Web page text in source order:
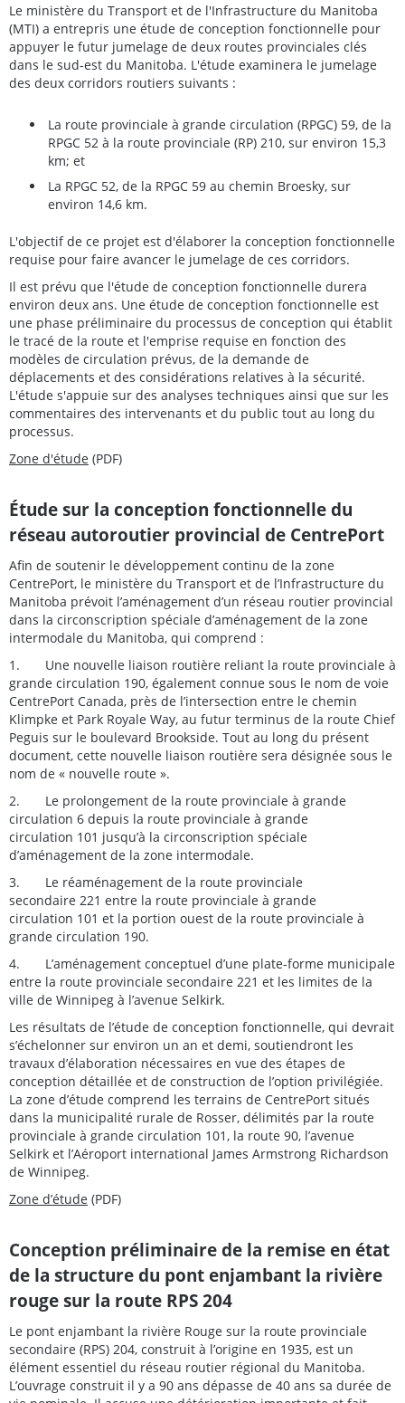
Le ministère du Transport et de l'Infrastructure du Manitoba
(MTI) a entrepris une étude de conception fonctionnelle pour
appuyer le futur jumelage de deux routes provinciales clés
dans le sud-est du Manitoba. L'étude examinera le jumelage
des deux corridors routiers suivants :
La route provinciale à grande circulation (RPGC) 59, de la
RPGC 52 à la route provinciale (RP) 210, sur environ 15,3
km; et
La RPGC 52, de la RPGC 59 au chemin Broesky, sur
environ 14,6 km.
L'objectif de ce projet est d'élaborer la conception fonctionnelle
requise pour faire avancer le jumelage de ces corridors.
Il est prévu que l'étude de conception fonctionnelle durera
environ deux ans. Une étude de conception fonctionnelle est
une phase préliminaire du processus de conception qui établit
le tracé de la route et l'emprise requise en fonction des
modèles de circulation prévus, de la demande de
déplacements et des considérations relatives à la sécurité.
L'étude s'appuie sur des analyses techniques ainsi que sur les
commentaires des intervenants et du public tout au long du
processus.
Zone d'étude (PDF)
Étude sur la conception fonctionnelle du
réseau autoroutier provincial de CentrePort
Afin de soutenir le développement continu de la zone
CentrePort, le ministère du Transport et de l’Infrastructure du
Manitoba prévoit l’aménagement d’un réseau routier provincial
dans la circonscription spéciale d’aménagement de la zone
intermodale du Manitoba, qui comprend :
1. Une nouvelle liaison routière reliant la route provinciale à
grande circulation 190, également connue sous le nom de voie
CentrePort Canada, près de l’intersection entre le chemin
Klimpke et Park Royale Way, au futur terminus de la route Chief
Peguis sur le boulevard Brookside. Tout au long du présent
document, cette nouvelle liaison routière sera désignée sous le
nom de « nouvelle route ».
2. Le prolongement de la route provinciale à grande
circulation 6 depuis la route provinciale à grande
circulation 101 jusqu’à la circonscription spéciale
d’aménagement de la zone intermodale.
3. Le réaménagement de la route provinciale
secondaire 221 entre la route provinciale à grande
circulation 101 et la portion ouest de la route provinciale à
grande circulation 190.
4. L’aménagement conceptuel d’une plate-forme municipale
entre la route provinciale secondaire 221 et les limites de la
ville de Winnipeg à l’avenue Selkirk.
Les résultats de l’étude de conception fonctionnelle, qui devrait
s’échelonner sur environ un an et demi, soutiendront les
travaux d’élaboration nécessaires en vue des étapes de
conception détaillée et de construction de l’option privilégiée.
La zone d’étude comprend les terrains de CentrePort situés
dans la municipalité rurale de Rosser, délimités par la route
provinciale à grande circulation 101, la route 90, l’avenue
Selkirk et l’Aéroport international James Armstrong Richardson
de Winnipeg.
Zone d’étude (PDF)
Conception préliminaire de la remise en état
de la structure du pont enjambant la rivière
rouge sur la route RPS 204
Le pont enjambant la rivière Rouge sur la route provinciale
secondaire (RPS) 204, construit à l’origine en 1935, est un
élément essentiel du réseau routier régional du Manitoba.
L’ouvrage construit il y a 90 ans dépasse de 40 ans sa durée de